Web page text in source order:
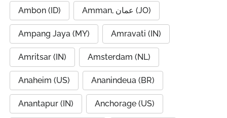
Ambon (ID) Amman, عمان (JO)
Ampang Jaya (MY) Amravati (IN)
Amritsar (IN) Amsterdam (NL)
Anaheim (US) Ananindeua (BR)
Anantapur (IN) Anchorage (US)